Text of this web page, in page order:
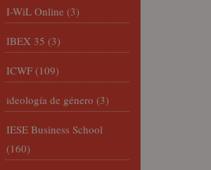
I-WiL Online (3)
IBEX 35 (3)
ICWF (109)
ideología de género (3)
IESE Business School
(160)